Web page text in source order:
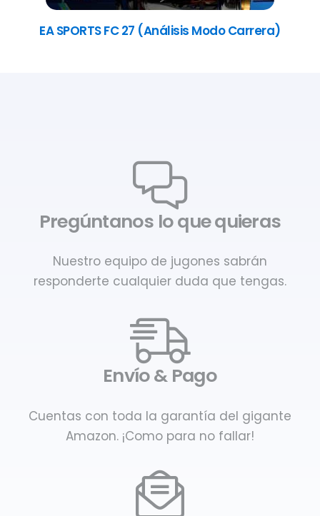
EA SPORTS FC 27 (Análisis Modo Carrera)
Pregúntanos lo que quieras
Nuestro equipo de jugones sabrán
responderte cualquier duda que tengas.
Envío & Pago
Cuentas con toda la garantía del gigante
Amazon. ¡Como para no fallar!